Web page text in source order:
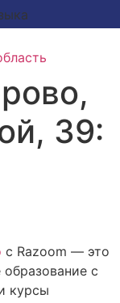
39:
с Razoom — это
с
курсы